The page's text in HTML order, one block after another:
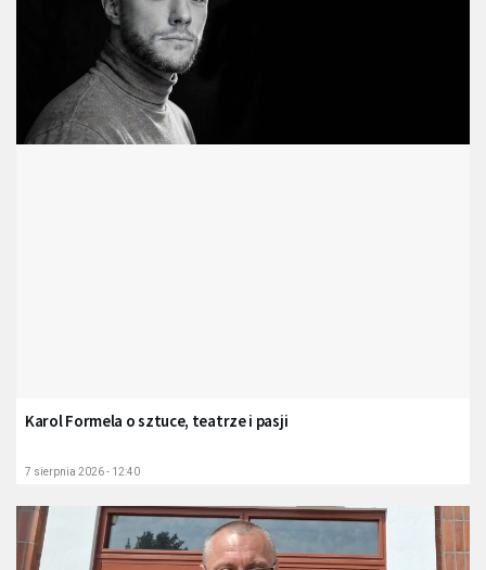
Karol Formela o sztuce, teatrze i pasji
7 sierpnia 2026 - 12:40